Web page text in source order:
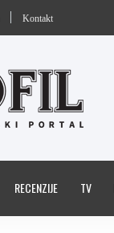
Kontakt
RECENZIJE TV